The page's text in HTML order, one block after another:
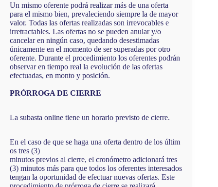
Un mismo oferente podrá realizar más de una oferta
para el mismo bien, prevaleciendo siempre la de mayor
valor. Todas las ofertas realizadas son irrevocables e
irretractables. Las ofertas no se pueden anular y/o
cancelar en ningún caso, quedando desestimadas
únicamente en el momento de ser superadas por otro
oferente. Durante el procedimiento los oferentes podrán
observar en tiempo real la evolución de las ofertas
efectuadas, en monto y posición.
PRÓRROGA DE CIERRE
La subasta online tiene un horario previsto de cierre.
En el caso de que se haga una oferta dentro de los últim
os tres (3)
minutos previos al cierre, el cronómetro adicionará tres
(3) minutos más para que todos los oferentes interesados
tengan la oportunidad de efectuar nuevas ofertas. Este